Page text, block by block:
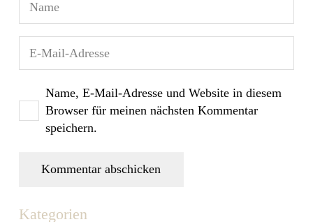
Name, E-Mail-Adresse und Website in diesem
Browser für meinen nächsten Kommentar
speichern.
Kommentar abschicken
Kategorien